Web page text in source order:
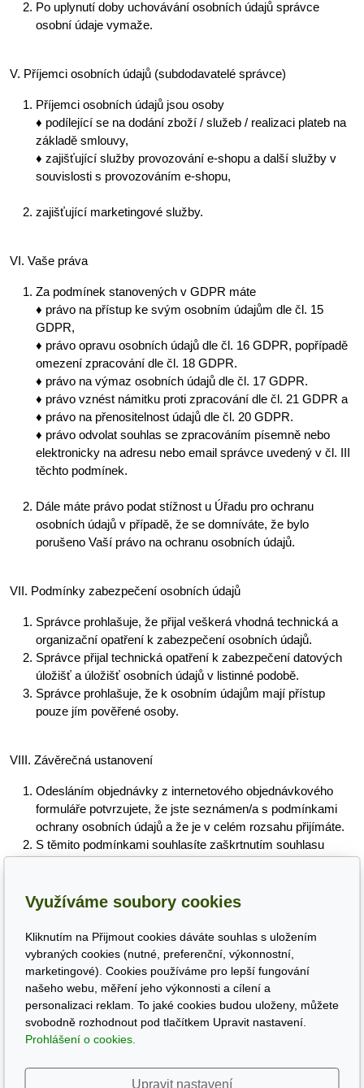
Po uplynutí doby uchovávání osobních údajů správce
osobní údaje vymaže.
V. Příjemci osobních údajů (subdodavatelé správce)
Příjemci osobních údajů jsou osoby
♦ podílející se na dodání zboží / služeb / realizaci plateb na
základě smlouvy,
♦ zajišťující služby provozování e-shopu a další služby v
souvislosti s provozováním e-shopu,
zajišťující marketingové služby.
VI. Vaše práva
Za podmínek stanovených v GDPR máte
♦ právo na přístup ke svým osobním údajům dle čl. 15
GDPR,
♦ právo opravu osobních údajů dle čl. 16 GDPR, popřípadě
omezení zpracování dle čl. 18 GDPR.
♦ právo na výmaz osobních údajů dle čl. 17 GDPR.
♦ právo vznést námitku proti zpracování dle čl. 21 GDPR a
♦ právo na přenositelnost údajů dle čl. 20 GDPR.
♦ právo odvolat souhlas se zpracováním písemně nebo
elektronicky na adresu nebo email správce uvedený v čl. III
těchto podmínek.
Dále máte právo podat stížnost u Úřadu pro ochranu
osobních údajů v případě, že se domníváte, že bylo
porušeno Vaší právo na ochranu osobních údajů.
VII. Podmínky zabezpečení osobních údajů
Správce prohlašuje, že přijal veškerá vhodná technická a
organizační opatření k zabezpečení osobních údajů.
Správce přijal technická opatření k zabezpečení datových
úložišť a úložišť osobních údajů v listinné podobě.
Správce prohlašuje, že k osobním údajům mají přístup
pouze jím pověřené osoby.
VIII. Závěrečná ustanovení
Odesláním objednávky z internetového objednávkového
formuláře potvrzujete, že jste seznámen/a s podmínkami
ochrany osobních údajů a že je v celém rozsahu přijímáte.
S těmito podmínkami souhlasíte zaškrtnutím souhlasu
ochrany osobních údajů a že je v celém rozsahu přijímáte.
podmínek ochrany osobních údajů zveřejní na svých
internetových stránkách a zároveň Vám zašle novou verzi
těchto podmínek Vaši e-mailovou adresu, kterou jste
správci poskytl/a.
Tyto podmínky nabývají účinnosti dnem 27.12.2022.
Využíváme soubory cookies
Kliknutím na Přijmout cookies dáváte souhlas s uložením
vybraných cookies (nutné, preferenční, výkonnostní,
marketingové). Cookies používáme pro lepší fungování
našeho webu, měření jeho výkonnosti a cílení a
personalizaci reklam. To jaké cookies budou uloženy, můžete
svobodně rozhodnout pod tlačítkem Upravit nastavení.
Prohlášení o cookies.
Upravit nastavení